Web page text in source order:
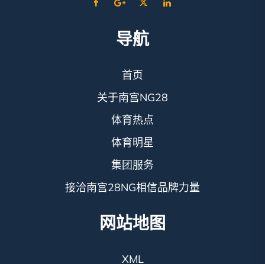
导航
首页
关于南宫NG28
体育热点
体育明星
集团服务
接洽南宫28NG相信品牌力量
网站地图
XML